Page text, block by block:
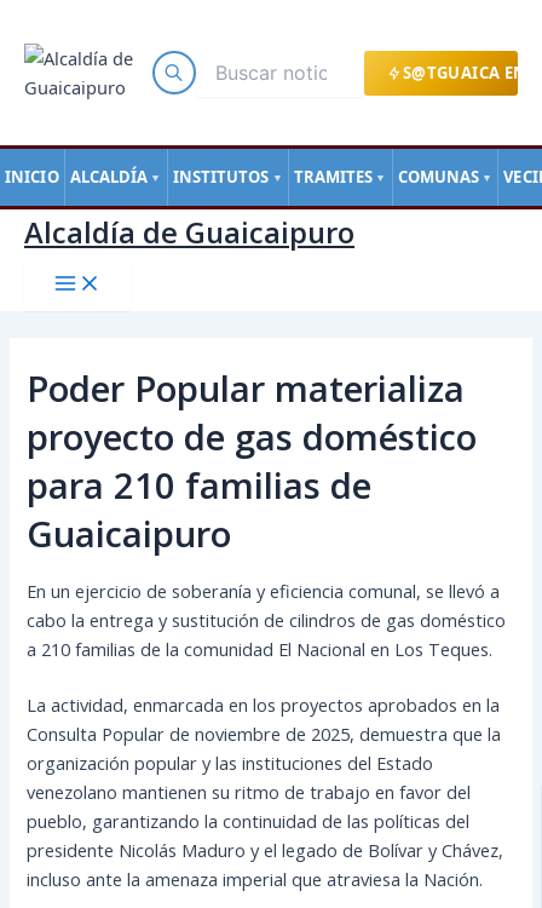
S@TGUAICA EN
INICIO ALCALDÍA ▼ INSTITUTOS ▼ TRAMITES ▼ COMUNAS ▼
contenido
Alcaldía de Guaicaipuro
Poder Popular materializa
proyecto de gas doméstico
para 210 familias de
Guaicaipuro
En un ejercicio de soberanía y eficiencia comunal, se llevó a
cabo la entrega y sustitución de cilindros de gas doméstico
a 210 familias de la comunidad El Nacional en Los Teques.
La actividad, enmarcada en los proyectos aprobados en la
Consulta Popular de noviembre de 2025, demuestra que la
organización popular y las instituciones del Estado
venezolano mantienen su ritmo de trabajo en favor del
pueblo, garantizando la continuidad de las políticas del
presidente Nicolás Maduro y el legado de Bolívar y Chávez,
incluso ante la amenaza imperial que atraviesa la Nación.
de
entradas